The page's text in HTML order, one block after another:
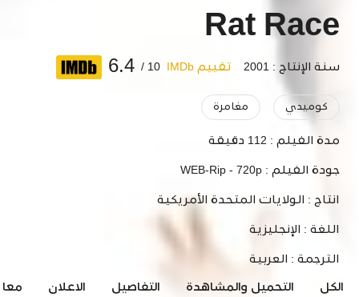
Rat Race
سنة الإنتاج : 2001 تقييم IMDb 10 /
6.4
كوميدي مغامرة
مدة الفيلم : 112 دقيقة
جودة الفيلم : WEB-Rip - 720p
انتاج : الولايات المتحدة الأمريكية
اللغة : الإنجليزية
الترجمة : العربية
الكل التحميل والمشاهدة التفاصيل الاعلان